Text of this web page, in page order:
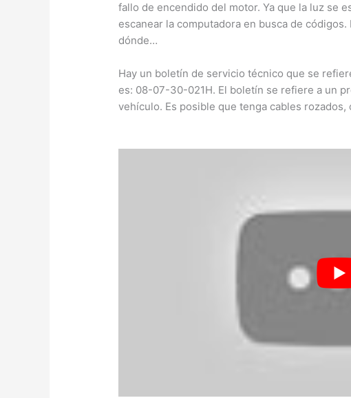
fallo de encendido del motor. Ya que la luz se
escanear la computadora en busca de
dónde…
Hay un boletín de servicio técnico que se
es: 08-07-30-021H. El boletín se refiere a un
vehículo. Es posible que tenga cables